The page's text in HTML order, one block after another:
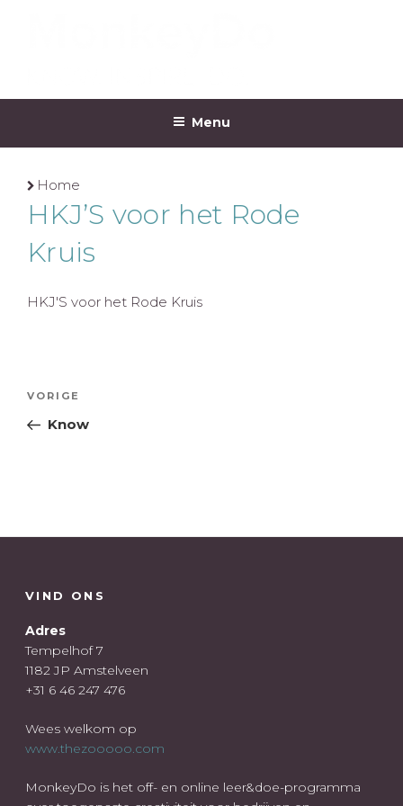
MONKEYDO
Menu
Home
HKJ’S voor het Rode
Kruis
HKJ'S voor het Rode Kruis
Vorig
bericht
VORIGE
Know
VIND ONS
Adres
Tempelhof 7
1182 JP Amstelveen
+31 6 46 247 476
Wees welkom op
www.thezooooo.com
MonkeyDo is het off- en online leer&doe-programma